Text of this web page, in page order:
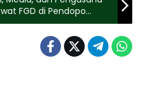
FGD di Pendopo